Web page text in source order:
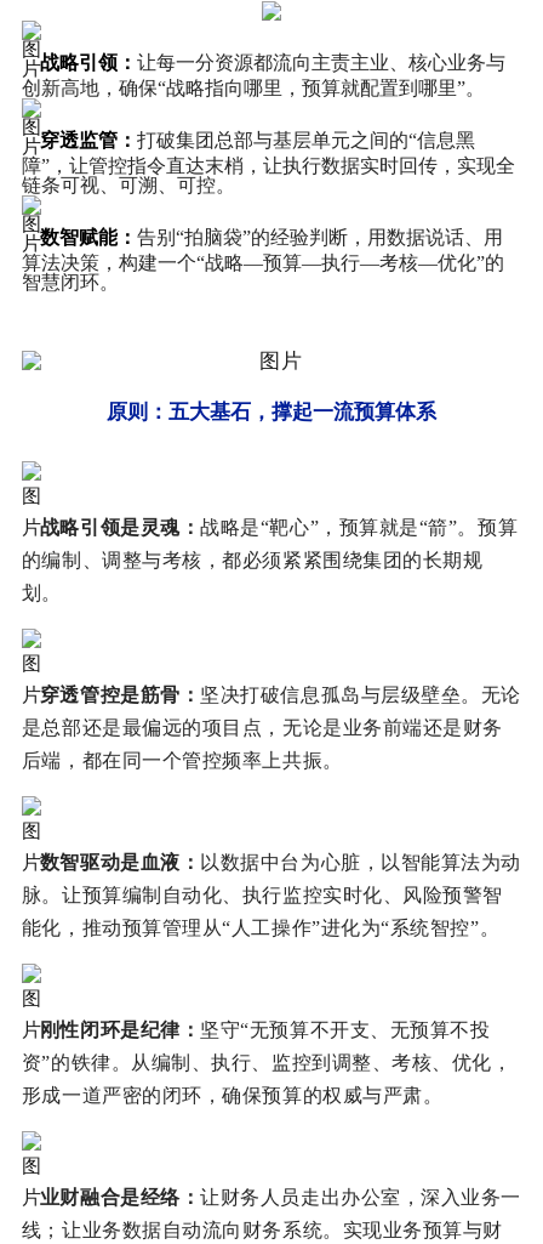
战略引领：让每一分资源都流向主责主业、核心业务与
创新高地，确保“战略指向哪里，预算就配置到哪里”。
穿透监管：打破集团总部与基层单元之间的“信息黑
障”，让管控指令直达末梢，让执行数据实时回传，实现全
链条可视、可溯、可控。
数智赋能：告别“拍脑袋”的经验判断，用数据说话、用
算法决策，构建一个“战略—预算—执行—考核—优化”的
智慧闭环。
原则：五大基石，撑起一流预算体系
战略引领是灵魂：战略是“靶心”，预算就是“箭”。预算
的编制、调整与考核，都必须紧紧围绕集团的长期规
划。
穿透管控是筋骨 ： 坚决打破信息孤岛与层级壁垒。无论
是总部还是最偏远的项目点，无论是业务前端还是财务
后端，都在同一个管控频率上共振。
数智驱动是血液 ： 以数据中台为心脏，以智能算法为动
脉。让预算编制自动化、执行监控实时化、风险预警智
能化，推动预算管理从“人工操作”进化为“系统智控”。
刚性闭环是纪律： 坚守“无预算不开支、无预算不投
资”的铁律。从编制、执行、监控到调整、考核、优化，
形成一道严密的闭环，确保预算的权威与严肃。
业财融合是经络：让财务人员走出办公室，深入业务一
线；让业务数据自动流向财务系统。实现业务预算与财